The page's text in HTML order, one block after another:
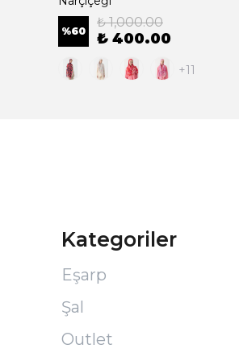
%60
₺ 1,000.00
₺ 400.00
+11
Kategoriler
Eşarp
Şal
Outlet